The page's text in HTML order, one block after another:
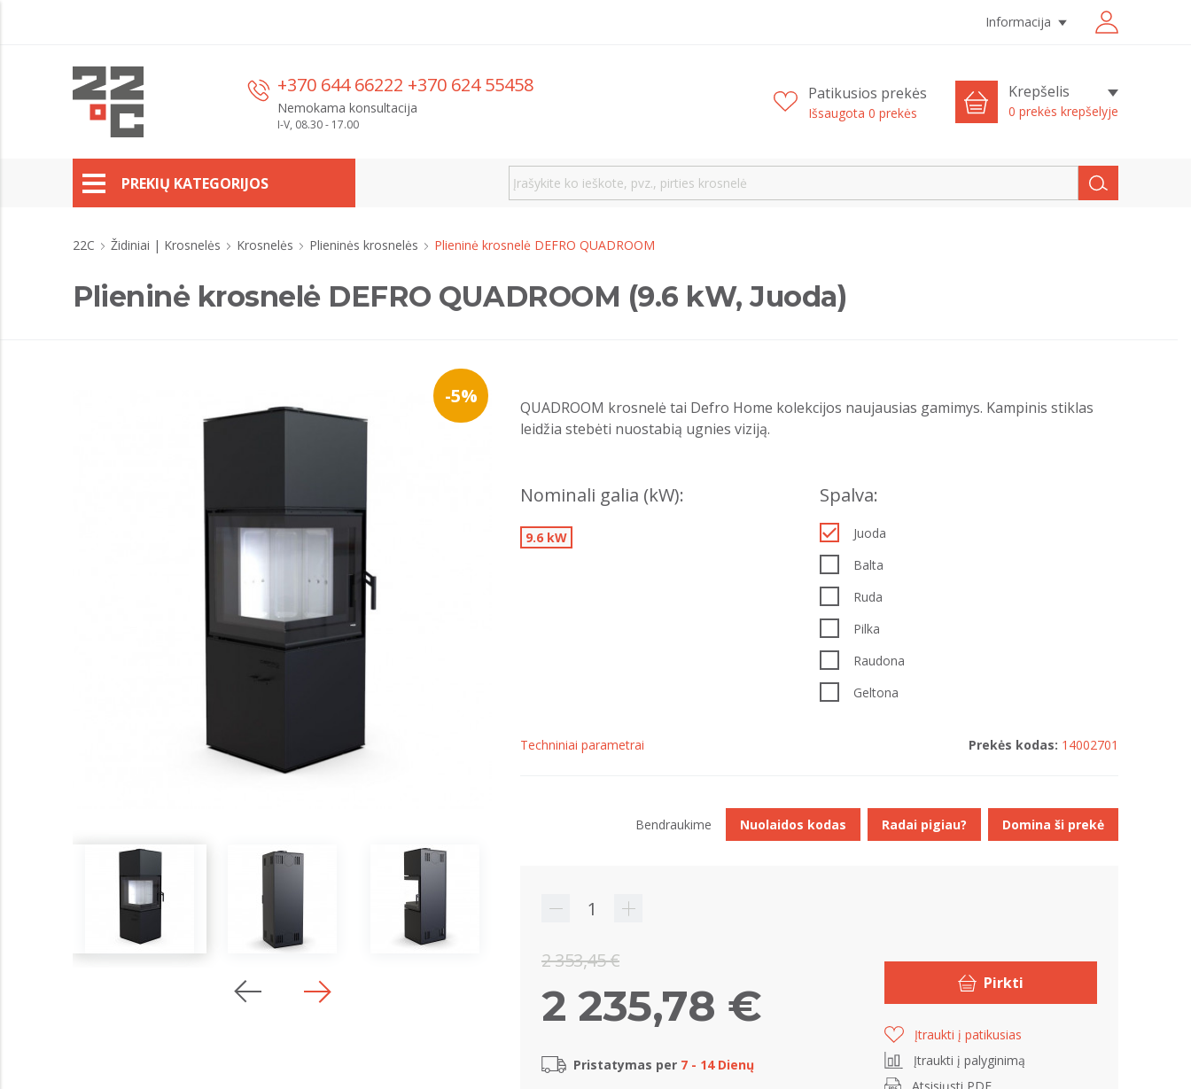
Informacija
+370 644 66222 +370 624 55458
Nemokama konsultacija
I-V, 08.30 - 17.00
Patikusios prekės
Išsaugota 0 prekės
Krepšelis
0 prekės krepšelyje
PREKIŲ KATEGORIJOS
22C Židiniai | Krosnelės Krosnelės Plieninės krosnelės Plieninė krosnelė DEFRO QUADROOM
Plieninė krosnelė DEFRO QUADROOM (9.6 kW, Juoda)
-5%
QUADROOM krosnelė tai Defro Home kolekcijos naujausias gamimys. Kampinis stiklas
leidžia stebėti nuostabią ugnies viziją.
Nominali galia (kW):
9.6 kW
Spalva:
Juoda
Balta
Ruda
Pilka
Raudona
Geltona
Techniniai parametrai Prekės kodas: 14002701
2 353,45 €
2 235,78 €
Pristatymas per 7 - 14 Dienų
Pirkti
Įtraukti į patikusias
Įtraukti į palyginimą
Bendraukime Nuolaidos kodas Radai pigiau? Domina ši prekė